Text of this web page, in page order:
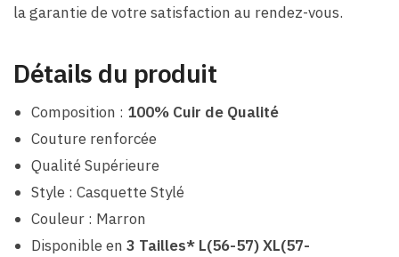
la garantie de votre satisfaction au rendez-vous.
Détails du produit
Composition : 100% Cuir de Qualité
Couture renforcée
Qualité Supérieure
Style : Casquette Stylé
Couleur : Marron
Disponible en 3 Tailles* L(56-57) XL(57-